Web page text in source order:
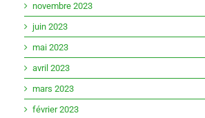
novembre 2023
juin 2023
mai 2023
avril 2023
mars 2023
février 2023